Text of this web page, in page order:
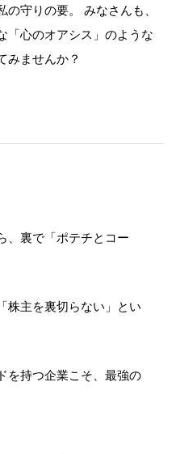
守りの要。 みなさんも、
「心のオアシス」のような
みませんか？
、裏で「ポテチとコー
株主を裏切らない」とい
を持つ企業こそ、最強の